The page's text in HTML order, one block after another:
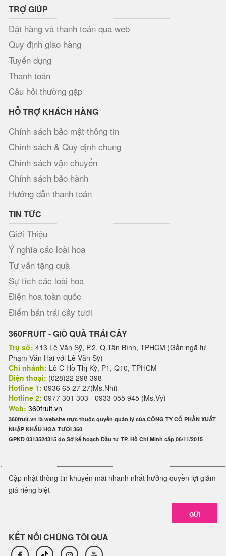
TRỢ GIÚP
Đặt hàng và thanh toán qua web
Quy định giao hàng
Tuyển dụng
Thanh toán
Câu hỏi thường gặp
HỖ TRỢ KHÁCH HÀNG
Chính sách bảo mật thông tin
Chính sách & Quy định chung
Chính sách vận chuyển
Chính sách bảo hành
Hướng dẫn thanh toán
TIN TỨC
Giới Thiệu
Ý nghĩa các loài hoa
Tư vấn tặng quà
Sự tích các loài hoa
Điện hoa toàn quốc
Điểm bán trái cây tươi
360FRUIT - GIỎ QUÀ TRÁI CÂY
Trụ sở: 413 Lê Văn Sỹ, P.2, Q.Tân Bình, TPHCM (Gần ngã tư
Phạm Văn Hai với Lê Văn Sỹ)
Chi nhánh: Lô C Hồ Thị Kỷ, P1, Q10, TPHCM
Điện thoại: (028)22 298 398
Hotline 1: 0936 65 27 27(Ms.Nhi)
Hotline 2: 0977 301 303 - 0933 055 945 (Ms.Vy)
Web: 360fruit.vn
360fruit.vn là website trực thuộc quyền quản lý của CÔNG TY CỔ PHẦN XUẤT
NHẬP KHẨU HOA TƯƠI 360
GPKD 0313524315 do Sở kế hoạch Đầu tư TP. Hồ Chí Minh cấp 06/11/2015
Cập nhật thông tin khuyến mãi nhanh nhất hưởng quyền lợi giảm
giá riêng biệt
GỬI
KẾT NỐI CHÚNG TÔI QUA